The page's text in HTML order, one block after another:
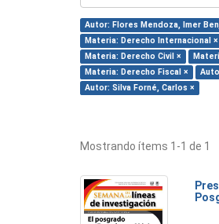
Autor: Flores Mendoza, Imer
Materia: Derecho Internacional ×
Materia: Derecho Civil ×
Materia: Derecho Fiscal ×
Autor: Silva Forné, Carlos ×
Mostrando ítems 1-1 de 1